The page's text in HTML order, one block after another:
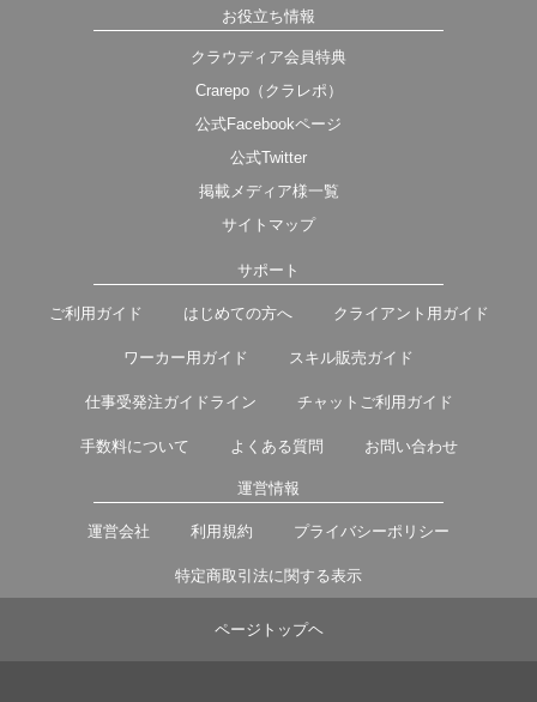
お役立ち情報
クラウディア会員特典
Crarepo（クラレポ）
公式Facebookページ
公式Twitter
掲載メディア様一覧
サイトマップ
サポート
ご利用ガイド はじめての方へ クライアント用ガイド
ワーカー用ガイド スキル販売ガイド
仕事受発注ガイドライン チャットご利用ガイド
手数料について よくある質問 お問い合わせ
運営情報
運営会社 利用規約 プライバシーポリシー
特定商取引法に関する表示
ページトップヘ